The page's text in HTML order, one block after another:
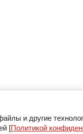
и другие
[Политикой